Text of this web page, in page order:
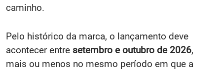
caminho.
Pelo histórico da marca, o lançamento deve
acontecer entre setembro e outubro de 2026,
mais ou menos no mesmo período em que a